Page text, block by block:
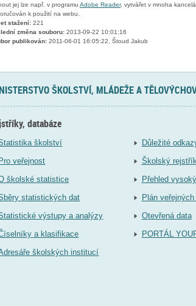
jej lze např. v programu Adobe Reader, vytvářet v mnoha
k použití na webu.
stažení: 221
změna souboru: 2013-09-22 10:01:16
publikován: 2011-06-01 16:05:22, Štoud Jakub
ŠKOLSTVÍ, MLÁDEŽE A
databáze
školství
Pro veřejnost
školské statistice
statistických dat
výstupy a analýzy
a klasifikace
školských institucí
Důležité
Školský
Přehled
Plán
Otevřená data
PORTÁL